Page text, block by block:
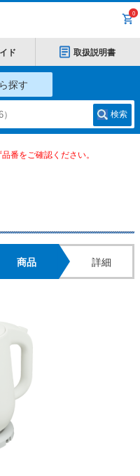
0
ド 取扱説明書
探す
検索
番をご確認ください。
商品 詳細